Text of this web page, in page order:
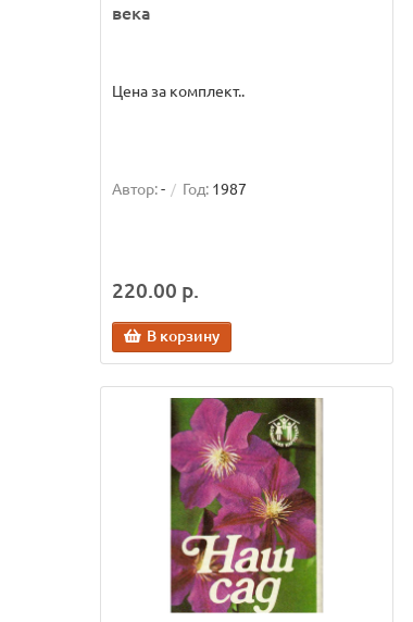
века
Цена за комплект..
Автор:- Год: 1987
220.00 р.
В корзину